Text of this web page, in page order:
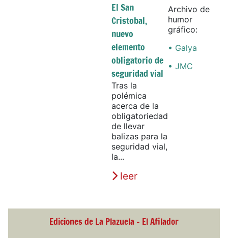
El San
Cristobal,
nuevo
elemento
obligatorio de
seguridad vial
Tras la
polémica
acerca de la
obligatoriedad
de llevar
balizas para la
seguridad vial,
la...
leer
Archivo de
humor
gráfico:
• Galya
• JMC
Ediciones de La Plazuela - El Afilador